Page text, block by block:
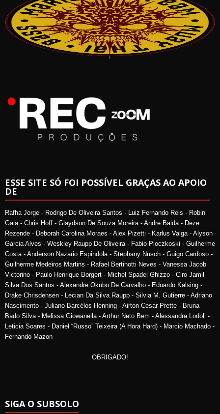
ESSE SITE SÓ FOI POSSÍVEL GRAÇAS AO APOIO
DE
Rafha Jorge - Rodrigo De Oliveira Santos - Luiz Fernando Reis - Robin
Gaia - Chris Hoff - Glaydson De Souza Moreira - Andre Baida - Deze
Rezende - Deborah Carolina Moraes - Alex Pizetti - Karlus Valga - Alyson
Garcia Alves - Weskley Raupp De Oliveira - Fabio Pioczkoski - Guilherme
Costa - Anderson Nazario Espindola - Stephany Nusch - Guigo Cardoso -
Guilherme Medeiros Martins - Rafael Bertinotti Neves - Vanessa Jacob
Victorino - Paulo Henrique Borgert - Michel Spadel Ghizzo - Ciro Jamil
Silva Dos Santos - Alexandre Okubo De Carvalho - Eduardo Kalsing -
Drake Chrisdensen - Lecian Da Silva Raupp - Silvia M. Gutierre - Adriano
Nascimento - Juliano Barcélos Henning - Airton Cesar Prette - Bruna
Bado Silva - Melissa Giowanella - Arthur Neto Bem - Alessandra Lodoli -
Leticia Soares - Daniel “Russo” Teixeira (A Hora Hard) - Marcio Machado -
Fernando Mazon
OBRIGADO!
SIGA O SUBSOLO